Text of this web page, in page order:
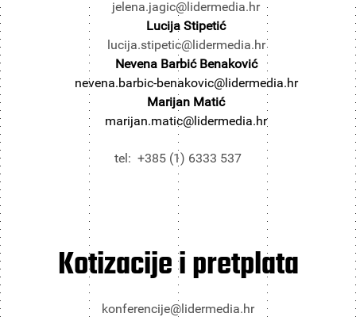
jelena.jagic@lidermedia.hr
Lucija Stipetić
lucija.stipetic@lidermedia.hr
Nevena Barbić Benaković
nevena.barbic-benakovic@lidermedia.hr
Marijan Matić
marijan.matic@lidermedia.hr
tel: +385 (1) 6333 537
Kotizacije i pretplata
konferencije@lidermedia.hr